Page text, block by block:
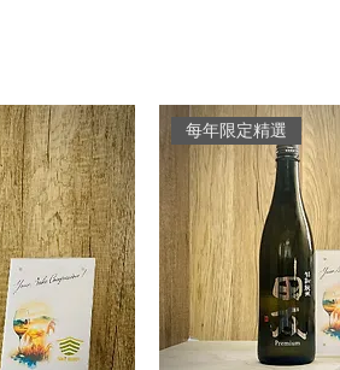
每年限定精選